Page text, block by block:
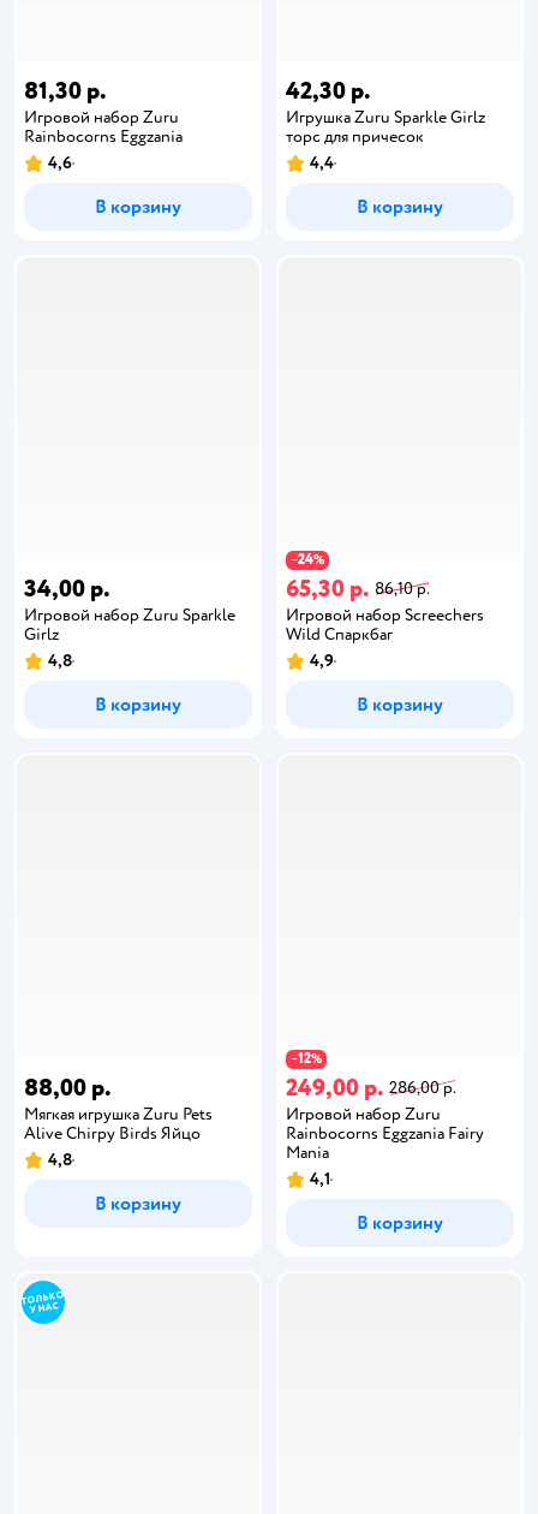
81,30 р.
Игровой набор Zuru
Rainbocorns Eggzania
4,6
В корзину
42,30 р.
Игрушка Zuru Sparkle Girlz
торс для причесок
4,4
В корзину
34,00 р.
Игровой набор Zuru Sparkle
Girlz
4,8
В корзину
−24%
65,30 р. 86,10 р.
Игровой набор Screechers
Wild Спаркбаг
4,9
В корзину
88,00 р.
Мягкая игрушка Zuru Pets
Alive Chirpy Birds Яйцо
4,8
В корзину
−12%
249,00 р. 286,00 р.
Игровой набор Zuru
Rainbocorns Eggzania Fairy
Mania
4,1
В корзину